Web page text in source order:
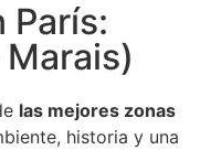
París:
las mejores zonas
historia y una